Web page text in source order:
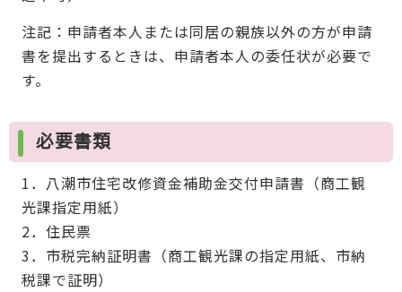
注記：申請者本人または同居の親族以外の方が申請
書を提出するときは、申請者本人の委任状が必要で
す。
必要書類
1．八潮市住宅改修資金補助金交付申請書（商工観
光課指定用紙）
2．住民票
3．市税完納証明書（商工観光課の指定用紙、市納
税課で証明）